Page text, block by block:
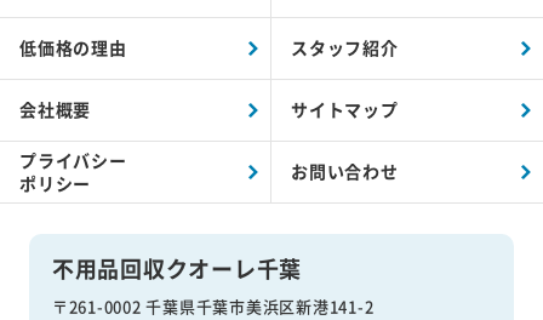
不用品回収クオーレ千葉
〒261-0002 千葉県千葉市美浜区新港141-2
低価格の理由 スタッフ紹介
会社概要 サイトマップ
プライバシー
ポリシー
お問い合わせ